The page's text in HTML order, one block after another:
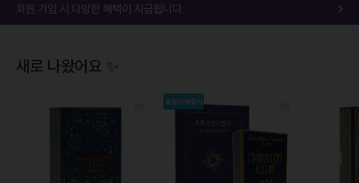
회원 가입 시 다양한 혜택이 지급됩니다.
새로 나왔어요 ✨